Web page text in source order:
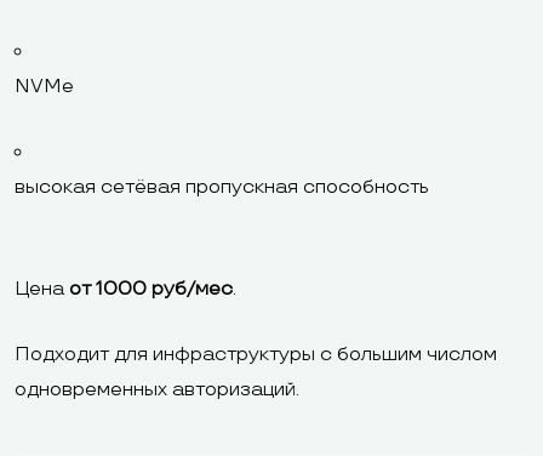
NVMe
высокая сетёвая пропускная способность
Цена от 1000 руб/мес.
Подходит для инфраструктуры с большим числом
одновременных авторизаций.